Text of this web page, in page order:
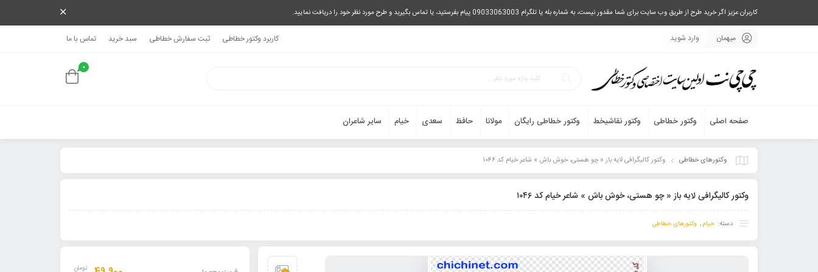
کاربران عزیز اگر خرید طرح از طریق وب سایت برای شما مقدور نیست، به شماره بله یا تلگرام 09033063003 پیام بفرستید، یا تماس بگیرید و طرح مورد نظر خود را دریافت نمایید.
میهمان وارد شوید کاربرد وکتور خطاطی ثبت سفارش خطاطی سبد خرید تماس با ما
0
صفحه اصلی وکتور خطاطی وکتور نقاشیخط وکتور خطاطی رایگان مولانا حافظ سعدی خیام سایر شاعران
وکتورهای خطاطی وکتور کالیگرافی لایه باز « چو هستی، خوش باش » شاعر خیام کد ۱۰۴۶
وکتور کالیگرافی لایه باز « چو هستی، خوش باش » شاعر خیام کد ۱۰۴۶
دسته: خیام, وکتورهای خطاطی
تومان